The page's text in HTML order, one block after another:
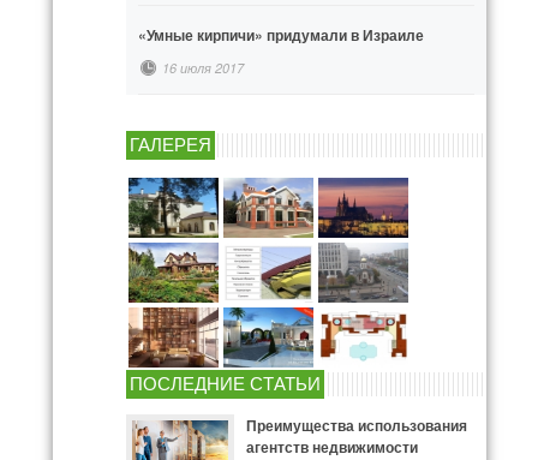
«Умные кирпичи» придумали в Израиле
16 июля 2017
ГАЛЕРЕЯ
ПОСЛЕДНИЕ СТАТЬИ
Преимущества использования
агентств недвижимости